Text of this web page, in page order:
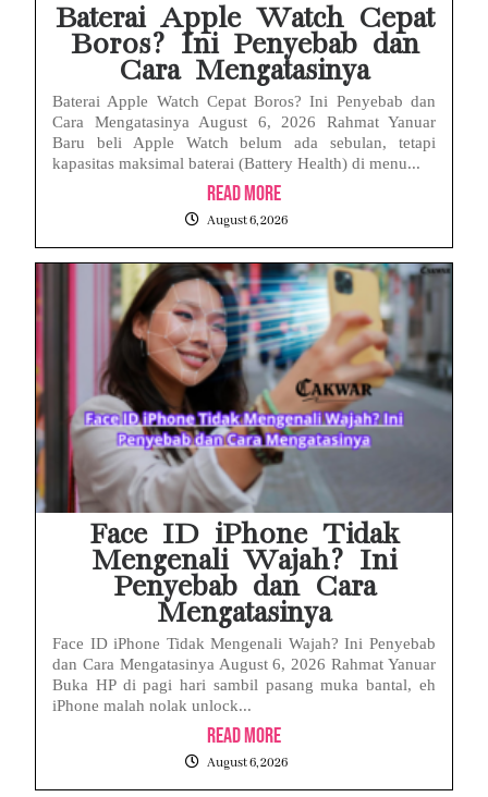
Baterai Apple Watch Cepat
Boros? Ini Penyebab dan
Cara Mengatasinya
Baterai Apple Watch Cepat Boros? Ini Penyebab dan
Cara Mengatasinya August 6, 2026 Rahmat Yanuar
Baru beli Apple Watch belum ada sebulan, tetapi
kapasitas maksimal baterai (Battery Health) di menu...
Read More
August 6, 2026
Face ID iPhone Tidak
Mengenali Wajah? Ini
Penyebab dan Cara
Mengatasinya
Face ID iPhone Tidak Mengenali Wajah? Ini Penyebab
dan Cara Mengatasinya August 6, 2026 Rahmat Yanuar
Buka HP di pagi hari sambil pasang muka bantal, eh
iPhone malah nolak unlock...
Read More
August 6, 2026